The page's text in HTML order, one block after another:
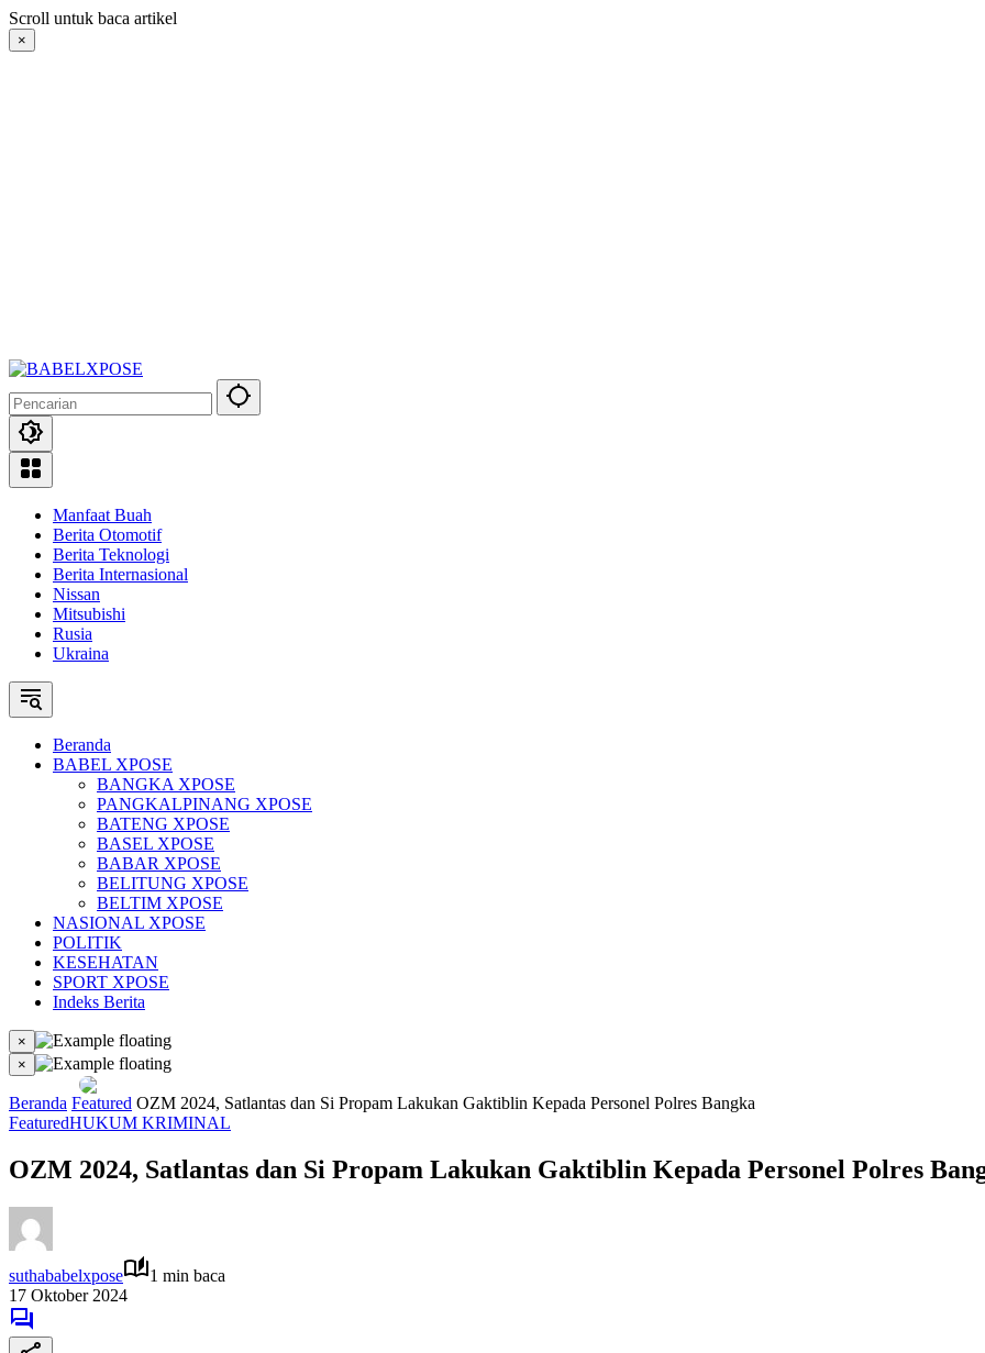
Langsung
ke
konten
Scroll untuk baca artikel
×
Manfaat Buah
Berita Otomotif
Berita Teknologi
Berita Internasional
Nissan
Mitsubishi
Rusia
Ukraina
Beranda
BABEL XPOSE
BANGKA XPOSE
PANGKALPINANG XPOSE
BATENG XPOSE
BASEL XPOSE
BABAR XPOSE
BELITUNG XPOSE
BELTIM XPOSE
NASIONAL XPOSE
POLITIK
KESEHATAN
SPORT XPOSE
Indeks Berita
×
×
Beranda Featured OZM 2024, Satlantas dan Si Propam Lakukan Gaktiblin Kepada Personel Polres Bangka
FeaturedHUKUM KRIMINAL
OZM 2024, Satlantas dan Si Propam Lakukan Gaktiblin Kepada Personel Polres
suthababelxpose
1 min baca
17 Oktober 2024